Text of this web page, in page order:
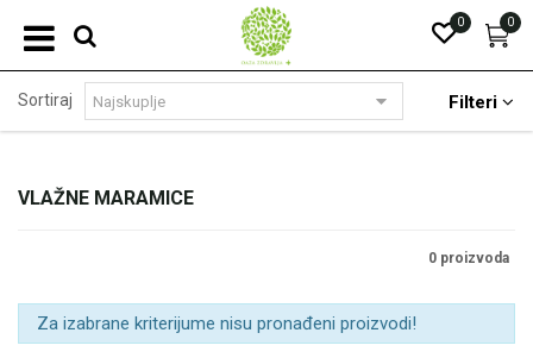
0
0
VLAŽNE MARAMICE
Sortiraj Filteri
0 proizvoda
Za izabrane kriterijume nisu pronađeni proizvodi!